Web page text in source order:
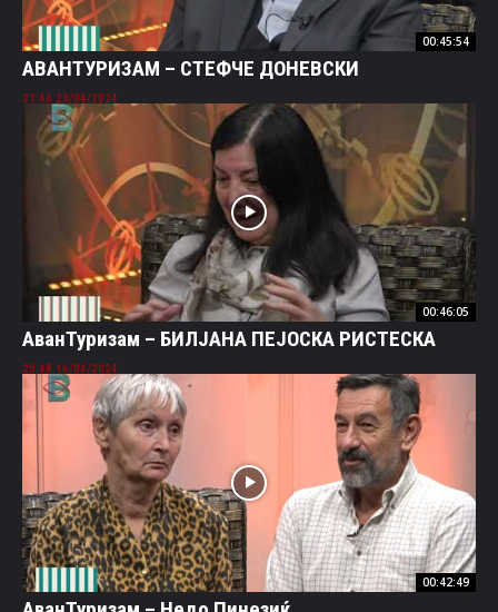
00:45:54
AВАНТУРИЗАМ – СТЕФЧЕ ДОНЕВСКИ
23/04/2024 21:46
00:46:05
АванТуризам – БИЛЈАНА ПЕЈОСКА РИСТЕСКА
16/04/2024 20:48
00:42:49